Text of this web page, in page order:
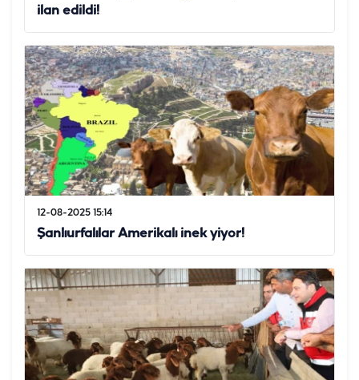
ilan edildi!
12-08-2025 15:14
Şanlıurfalılar Amerikalı inek yiyor!